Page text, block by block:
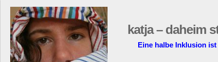
katja – daheim
Eine halbe Inklusion